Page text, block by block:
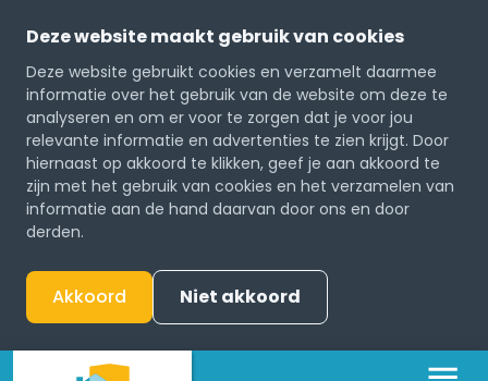
Deze website maakt gebruik van cookies
Deze website gebruikt cookies en verzamelt daarmee
informatie over het gebruik van de website om deze te
analyseren en om er voor te zorgen dat je voor jou
relevante informatie en advertenties te zien krijgt. Door
hiernaast op akkoord te klikken, geef je aan akkoord te
zijn met het gebruik van cookies en het verzamelen van
informatie aan de hand daarvan door ons en door
derden.
Akkoord Niet akkoord